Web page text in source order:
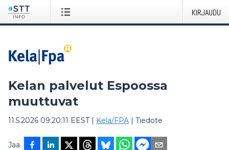
KIRJAUDU
Kelan palvelut Espoossa
muuttuvat
11.5.2026 09:20:11 EEST| Kela/FPA | Tiedote
Jaa